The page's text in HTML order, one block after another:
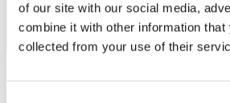
of our site with our social media,
combine it with other information that
collected from your use of their